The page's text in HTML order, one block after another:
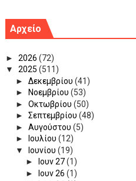
Αρχείο
► 2026 (72)
▼ 2025 (511)
► Δεκεμβρίου (41)
►
Νοεμβρίου (53)
► Οκτωβρίου (50)
► Σεπτεμβρίου (48)
► Αυγούστου (5)
►
Ιουλίου (12)
▼
Ιουνίου (19)
►
Ιουν 27(1)
►
Ιουν 26 (1)